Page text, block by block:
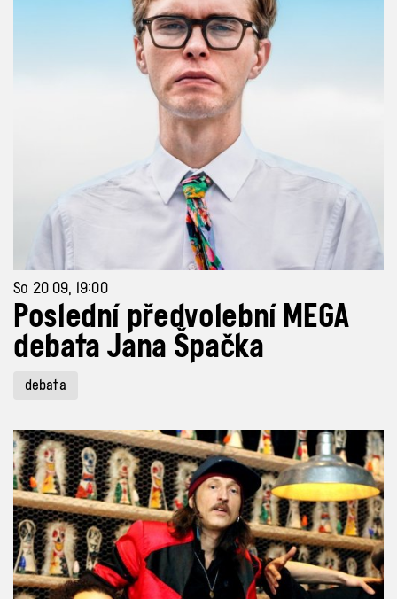
So 20 09, 19:00
Poslední předvolební MEGA
debata Jana Špačka
debata